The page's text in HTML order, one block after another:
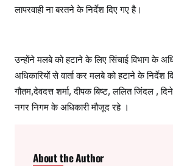
लापरवाही ना बरतने के निर्देश दिए गए है।
उन्होंने मलबे को हटाने के लिए सिंचाई विभाग के
अधिकारियों से वार्ता कर मलबे को हटाने के निर्देश
गौतम,देवदत्त शर्मा, दीपक बिष्ट, ललित जिंदल ,
नगर निगम के अधिकारी मौजूद रहे ।
About the Author